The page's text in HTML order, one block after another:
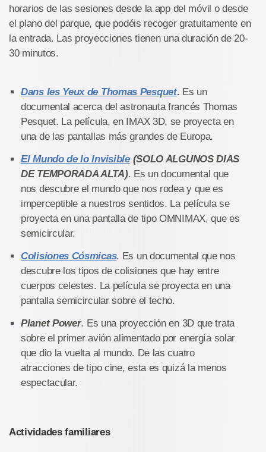
horarios de las sesiones desde la app del móvil o desde
el plano del parque, que podéis recoger gratuitamente en
la entrada. Las proyecciones tienen una duración de 20-
30 minutos.
Dans les Yeux de Thomas Pesquet. Es un
documental acerca del astronauta francés Thomas
Pesquet. La película, en IMAX 3D, se proyecta en
una de las pantallas más grandes de Europa.
El Mundo de lo Invisible (SOLO ALGUNOS DIAS
DE TEMPORADA ALTA). Es un documental que
nos descubre el mundo que nos rodea y que es
imperceptible a nuestros sentidos. La película se
proyecta en una pantalla de tipo OMNIMAX, que es
semicircular.
Colisiones Cósmicas. Es un documental que nos
descubre los tipos de colisiones que hay entre
cuerpos celestes. La película se proyecta en una
pantalla semicircular sobre el techo.
Planet Power. Es una proyección en 3D que trata
sobre el primer avión alimentado por energía solar
que dio la vuelta al mundo. De las cuatro
atracciones de tipo cine, esta es quizá la menos
espectacular.
Actividades familiares